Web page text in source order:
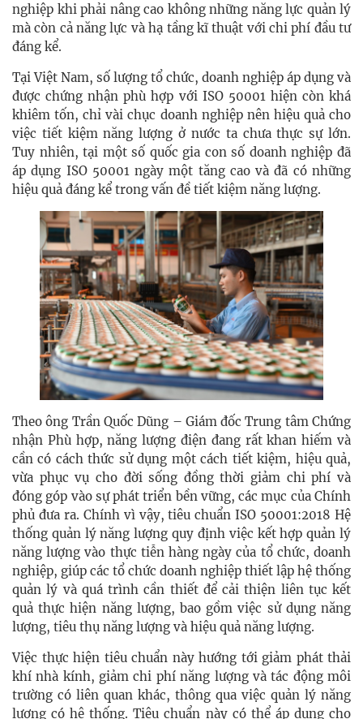
nghiệp khi phải nâng cao không những năng lực quản lý
mà còn cả năng lực và hạ tầng kĩ thuật với chi phí đầu tư
đáng kể.
Tại Việt Nam, số lượng tổ chức, doanh nghiệp áp dụng và
được chứng nhận phù hợp với ISO 50001 hiện còn khá
khiêm tốn, chỉ vài chục doanh nghiệp nên hiệu quả cho
việc tiết kiệm năng lượng ở nước ta chưa thực sự lớn.
Tuy nhiên, tại một số quốc gia con số doanh nghiệp đã
áp dụng ISO 50001 ngày một tăng cao và đã có những
hiệu quả đáng kể trong vấn đề tiết kiệm năng lượng.
Theo ông Trần Quốc Dũng – Giám đốc Trung tâm Chứng
nhận Phù hợp, năng lượng điện đang rất khan hiếm và
cần có cách thức sử dụng một cách tiết kiệm, hiệu quả,
vừa phục vụ cho đời sống đồng thời giảm chi phí và
đóng góp vào sự phát triển bền vững, các mục của Chính
phủ đưa ra. Chính vì vậy, tiêu chuẩn ISO 50001:2018 Hệ
thống quản lý năng lượng quy định việc kết hợp quản lý
năng lượng vào thực tiễn hàng ngày của tổ chức, doanh
nghiệp, giúp các tổ chức doanh nghiệp thiết lập hệ thống
quản lý và quá trình cần thiết để cải thiện liên tục kết
quả thực hiện năng lượng, bao gồm việc sử dụng năng
lượng, tiêu thụ năng lượng và hiệu quả năng lượng.
Việc thực hiện tiêu chuẩn này hướng tới giảm phát thải
khí nhà kính, giảm chi phí năng lượng và tác động môi
trường có liên quan khác, thông qua việc quản lý năng
lượng có hệ thống. Tiêu chuẩn này có thể áp dụng cho